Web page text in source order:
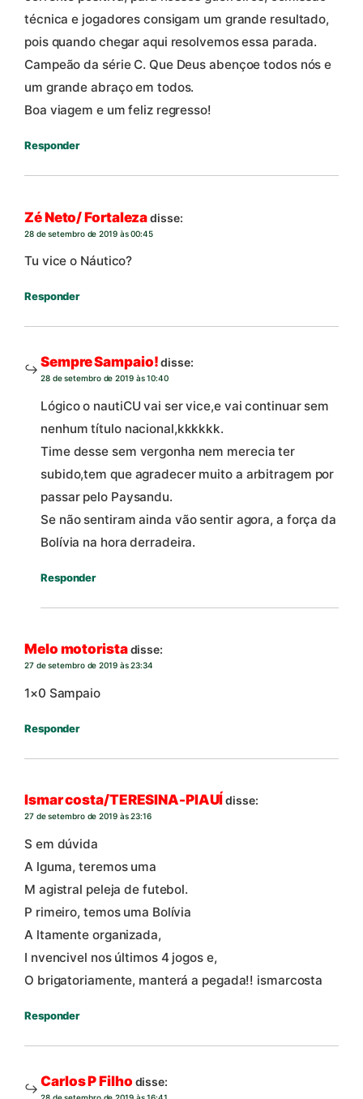
técnica e jogadores consigam um grande resultado,
pois quando chegar aqui resolvemos essa parada.
Campeão da série C. Que Deus abençoe todos nós e
um grande abraço em todos.
Boa viagem e um feliz regresso!
Responder
Zé Neto/ Fortalezadisse:
28 de setembro de 2019 às 00:45
Tu vice o Náutico?
Responder
Sempre Sampaio! disse:
28 de setembro de 2019 às 10:40
Lógico o nautiCU vai ser vice,e vai continuar sem
nenhum título nacional,kkkkkk.
Time desse sem vergonha nem merecia ter
subido,tem que agradecer muito a arbitragem por
passar pelo Paysandu.
Se não sentiram ainda vão sentir agora, a força da
Bolívia na hora derradeira.
Responder
Melo motoristadisse:
27 de setembro de 2019 às 23:34
1×0 Sampaio
Responder
Ismar costa/TERESINA-PIAUÍdisse:
27 de setembro de 2019 às 23:16
S em dúvida
A lguma, teremos uma
M agistral peleja de futebol.
P rimeiro, temos uma Bolívia
A ltamente organizada,
I nvencivel nos últimos 4 jogos e,
O brigatoriamente, manterá a pegada!! ismarcosta
Responder
Carlos P Filho disse:
28 de setembro de 2019 às 16:41